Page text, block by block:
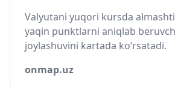
Valyutani yuqori kursda
yaqin punktlarni aniqlab
joylashuvini kartada ko‘rsatadi.
onmap.uz